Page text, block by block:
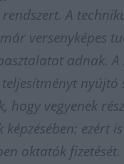
rendszert. A
versenyképes
adnak.
nyújtó
hogy vegyenek
képzésében: ezért
oktatók